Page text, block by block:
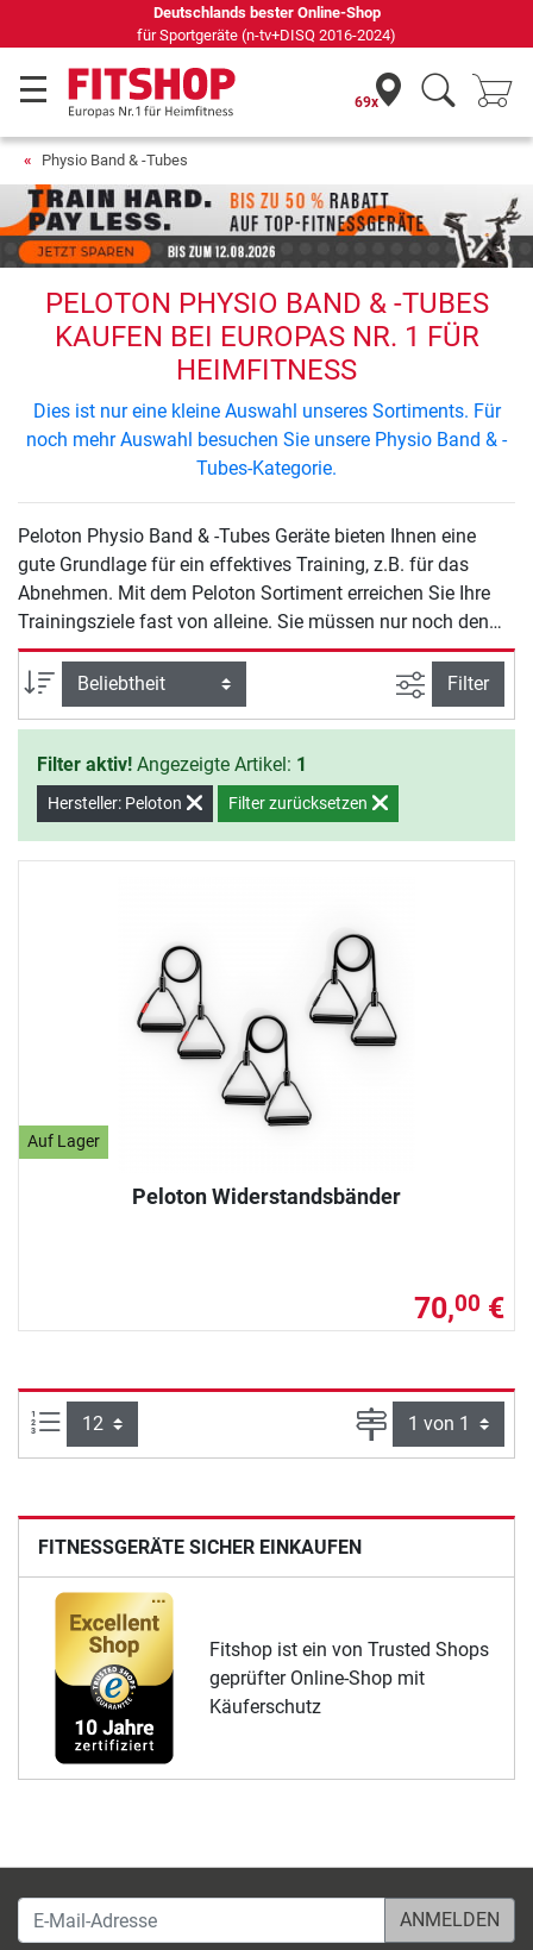
Deutschlands bester Online-Shop
für Sportgeräte (n-tv+DISQ 2016-2024)
69x
Physio Band & -Tubes
PELOTON PHYSIO BAND & -TUBES
KAUFEN BEI EUROPAS NR. 1 FÜR
HEIMFITNESS
Dies ist nur eine kleine Auswahl unseres Sortiments. Für
noch mehr Auswahl besuchen Sie unsere Physio Band & -
Tubes-Kategorie.
Peloton Physio Band & -Tubes Geräte bieten Ihnen eine
gute Grundlage für ein effektives Training, z.B. für das
Abnehmen. Mit dem Peloton Sortiment erreichen Sie Ihre
Trainingsziele fast von alleine. Sie müssen nur noch den
Willen zeigen, mit dem Training zu beginnen.
Sortierung
Ansicht
Filter
Filter aktiv! Angezeigte Artikel: 1
Hersteller: Peloton Filter zurücksetzen
Auf Lager
Peloton Widerstandsbänder
70,00 €
Artikel pro Seite: Seite
FITNESSGERÄTE SICHER EINKAUFEN
Fitshop ist ein von Trusted Shops
geprüfter Online-Shop mit
Käuferschutz
E-Mail-Adresse